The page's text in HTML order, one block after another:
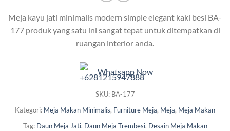
Meja kayu jati minimalis modern simple elegant kaki besi BA-
177 produk yang satu ini sangat tepat untuk ditempatkan di
ruangan interior anda.
Whatsapp Now
SKU: BA-177
Kategori: Meja Makan Minimalis, Furniture Meja, Meja, Meja Makan
Tag: Daun Meja Jati, Daun Meja Trembesi, Desain Meja Makan